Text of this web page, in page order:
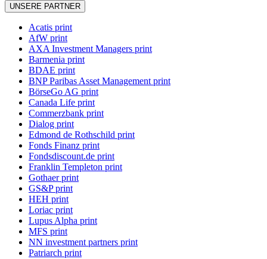
UNSERE PARTNER
Acatis print
AfW print
AXA Investment Managers print
Barmenia print
BDAE print
BNP Paribas Asset Management print
BörseGo AG print
Canada Life print
Commerzbank print
Dialog print
Edmond de Rothschild print
Fonds Finanz print
Fondsdiscount.de print
Franklin Templeton print
Gothaer print
GS&P print
HEH print
Loriac print
Lupus Alpha print
MFS print
NN investment partners print
Patriarch print